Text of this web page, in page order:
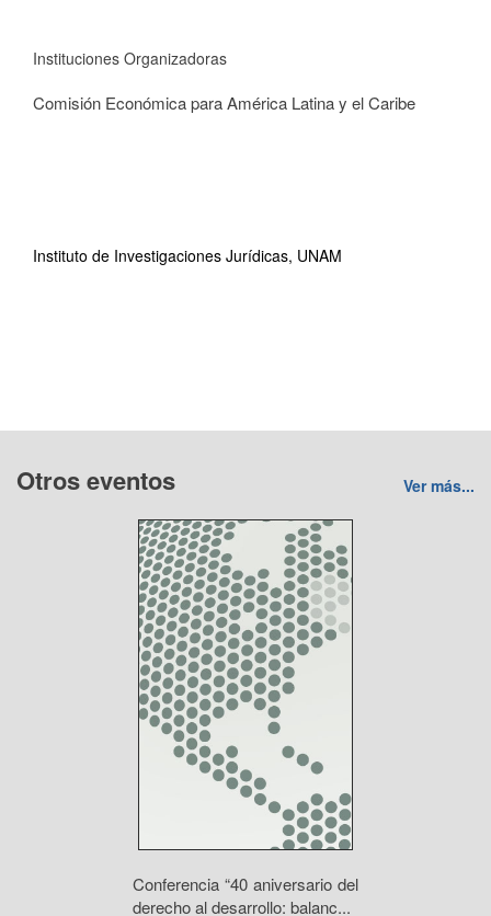
Instituciones Organizadoras
Comisión Económica para América Latina y el Caribe
Instituto de Investigaciones Jurídicas, UNAM
Otros eventos Ver más...
Conferencia “40 aniversario del
derecho al desarrollo: balanc...